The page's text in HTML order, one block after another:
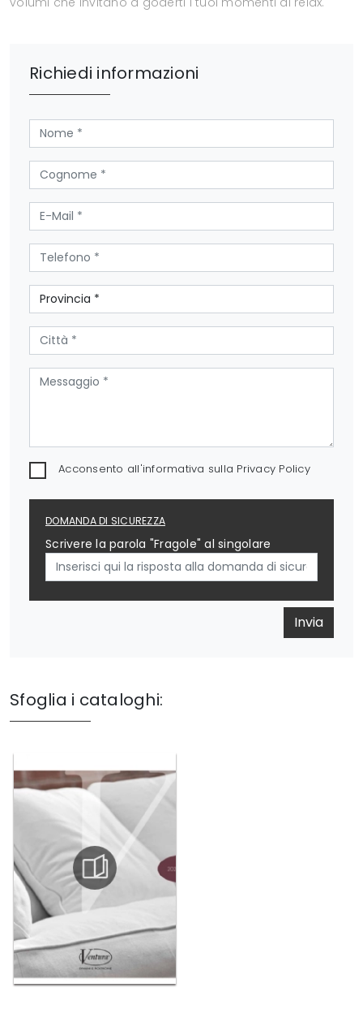
Richiedi informazioni
Acconsento all'informativa sulla Privacy Policy
DOMANDA DI SICUREZZA
Scrivere la parola "Fragole" al singolare
Invia
Sfoglia i cataloghi: